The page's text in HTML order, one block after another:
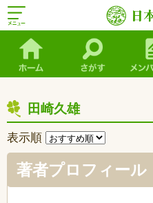
田崎久雄
表示順
著者プロフィール